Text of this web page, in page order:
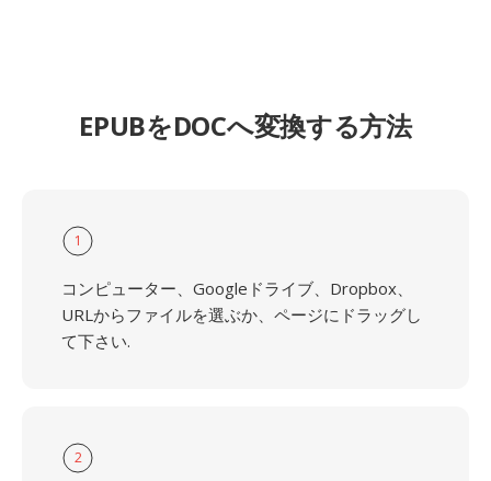
EPUBをDOCへ変換する方法
1
コンピューター、Googleドライブ、Dropbox、
URLからファイルを選ぶか、ページにドラッグし
て下さい.
2